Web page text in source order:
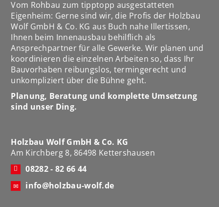
Vom Rohbau zum tipptopp ausgestatteten
Eigenheim: Gerne sind wir, die Profis der Holzbau
Wolf GmbH & Co. KG aus Buch nahe Illertissen,
Ihnen beim Innenausbau behilflich als
Ansprechpartner für alle Gewerke. Wir planen und
koordinieren die einzelnen Arbeiten so, dass Ihr
Bauvorhaben reibungslos, termingerecht und
unkompliziert über die Bühne geht.
Planung, Beratung und komplette Umsetzung
sind unser Ding.
Holzbau Wolf GmbH & Co. KG
Am Kirchberg 8, 86498 Kettershausen
08282 - 82 66 44
info@holzbau-wolf.de